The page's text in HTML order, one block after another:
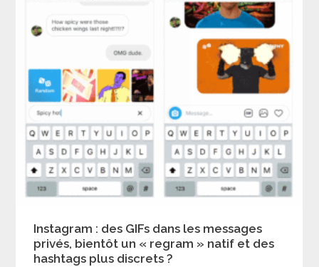
Instagram : des GIFs dans les messages
privés, bientôt un « regram » natif et des
hashtags plus discrets ?